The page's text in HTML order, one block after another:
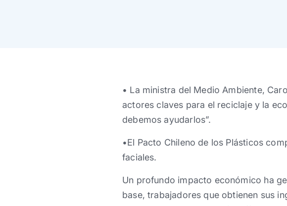
• La ministra del Medio Ambiente,
actores claves para el reciclaje y la
debemos ayudarlos”.
•El Pacto Chileno de los Plásticos
faciales.
Un profundo impacto económico ha
base, trabajadores que obtienen sus